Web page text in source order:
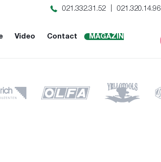
021.332.31.52 021.320.14.96
Video Contact
MAGAZIN